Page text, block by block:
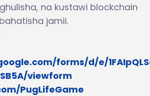
na kustawi blockchain
jamii.
forms/d/e/
viewform
PugLifeGame